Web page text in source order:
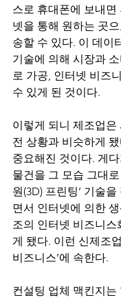
스로 휴대폰에 보내면
넷을 통해 원하는 곳
송할 수 있다. 이 데이
기술에 의해 시장과
로 가공, 인터넷 비즈
수 있게 된 것이다.
이렇게 되니 제조업은
전 상황과 비슷하게
중요해진 것이다. 게
물건을 그 모습 그대
원(3D) 프린팅’ 기술
면서 인터넷에 의한
조의 인터넷 비즈니스
게 됐다. 이런 신제조
비즈니스’에 속한다.
컨설팅 업체 맥킨지는